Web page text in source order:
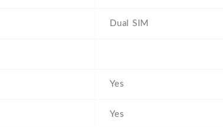
Dual SIM
Yes
Yes